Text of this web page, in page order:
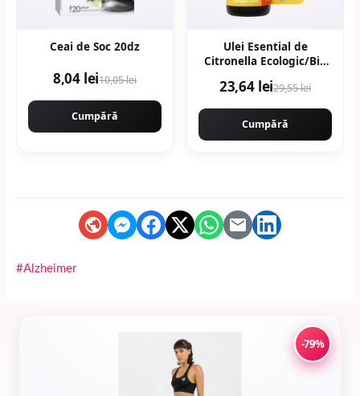
Ceai de Soc 20dz
8,04 lei10,05 lei
Cumpără
Ulei Esential de
Citronella Ecologic/Bio
23,64 lei29,55 lei
Cumpără
#Alzheimer
-79%